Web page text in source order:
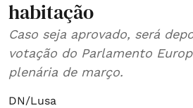
habitação
Caso seja aprovado, será
votação do Parlamento
plenária de março.
DN/Lusa